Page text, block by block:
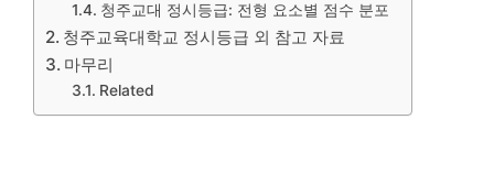
청주교대 정시등급: 전형 요소별 점수 분포
청주교육대학교 정시등급 외 참고 자료
마무리
Related